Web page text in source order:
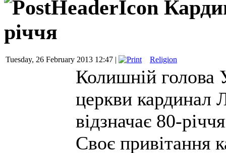
річчя
Tuesday, 26 February 2013 12:47 | Religion
Колишній голова
церкви кардинал
відзначає 80-
Своє привітання